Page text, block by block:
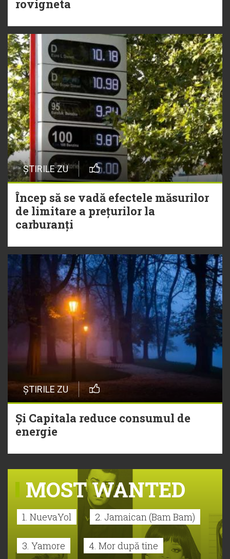
rovigneta
ȘTIRILE ZU
Încep să se vadă efectele măsurilor
de limitare a prețurilor la
carburanți
ȘTIRILE ZU
Și Capitala reduce consumul de
energie
MOST WANTED
1. NuevaYol 2. Jamaican (Bam Bam)
3. Yamore 4. Mor după tine